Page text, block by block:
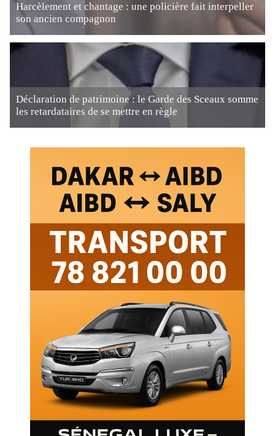
Harcèlement et chantage : une policière fait interpeller
son ancien compagnon
Déclaration de patrimoine : le Garde des Sceaux somme
les retardataires de se mettre en règle